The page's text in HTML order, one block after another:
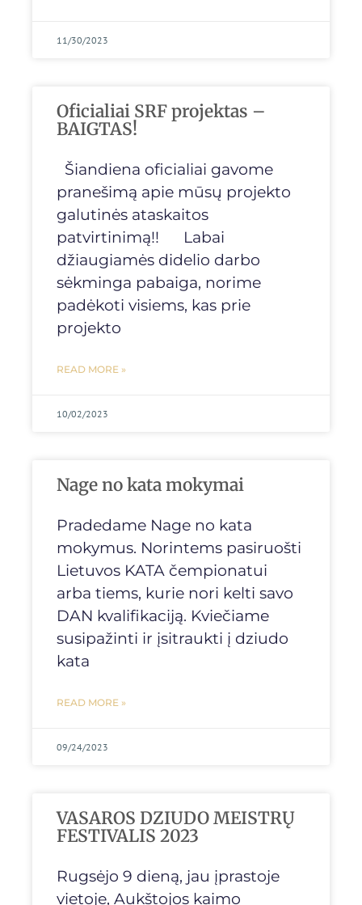
11/30/2023
Oficialiai SRF projektas –
BAIGTAS!
Šiandiena oficialiai gavome
pranešimą apie mūsų projekto
galutinės ataskaitos
patvirtinimą!! Labai
džiaugiamės didelio darbo
sėkminga pabaiga, norime
padėkoti visiems, kas prie
projekto
READ MORE »
10/02/2023
Nage no kata mokymai
Pradedame Nage no kata
mokymus. Norintems pasiruošti
Lietuvos KATA čempionatui
arba tiems, kurie nori kelti savo
DAN kvalifikaciją. Kviečiame
susipažinti ir įsitraukti į dziudo
kata
READ MORE »
09/24/2023
VASAROS DZIUDO MEISTRŲ
FESTIVALIS 2023
Rugsėjo 9 dieną, jau įprastoje
vietoje, Aukštojos kaimo